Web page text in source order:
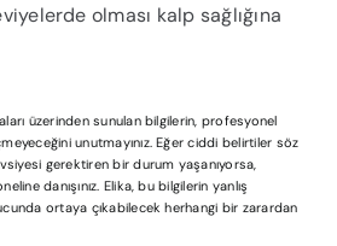
olması kalp sağlığına
üzerinden sunulan bilgilerin, profesyonel
unutmayınız. Eğer ciddi belirtiler söz
gerektiren bir durum yaşanıyorsa,
danışınız. Elika, bu bilgilerin yanlış
ortaya çıkabilecek herhangi bir zarardan